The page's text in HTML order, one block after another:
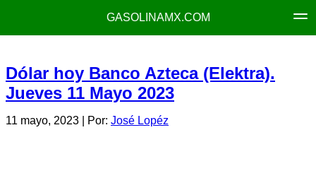
GASOLINAMX.COM
Dólar hoy Banco Azteca (Elektra).
Jueves 11 Mayo 2023
11 mayo, 2023 | Por: José Lopéz